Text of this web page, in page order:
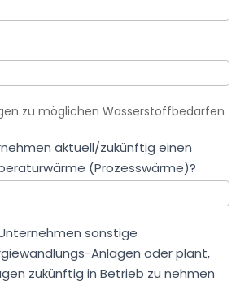
zu möglichen Wasserstoffbedarfen
aktuell/zukünftig einen
(Prozesswärme)?
sonstige
Anlagen oder plant,
zukünftig in Betrieb zu nehmen